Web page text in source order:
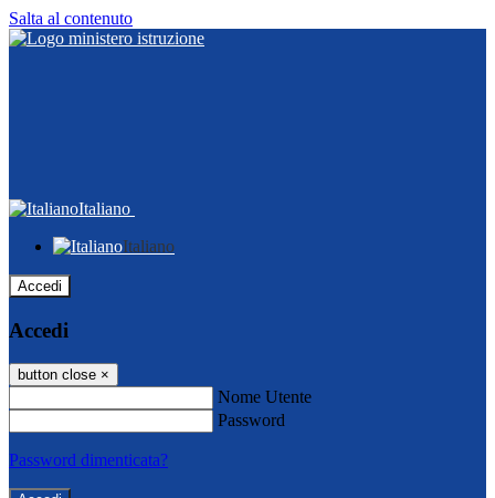
Salta al contenuto
Italiano
Italiano
Accedi
Accedi
button close ×
Nome Utente
Password
Password dimenticata?